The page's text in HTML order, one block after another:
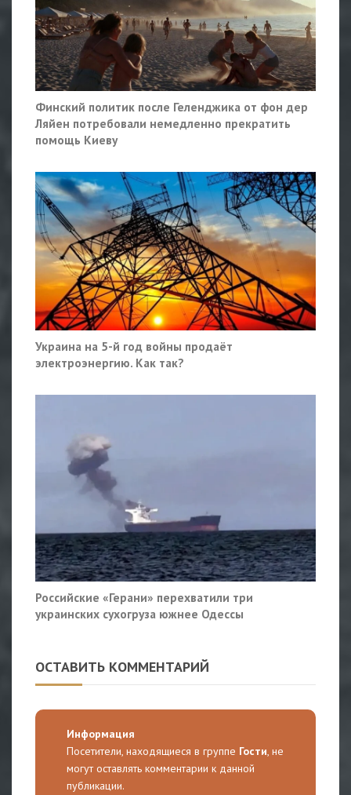
Финский политик после Геленджика от фон дер
Ляйен потребовали немедленно прекратить
помощь Киеву
Украина на 5-й год войны продаёт
электроэнергию. Как так?
Российские «Герани» перехватили три
украинских сухогруза южнее Одессы
ОСТАВИТЬ КОММЕНТАРИЙ
Информация
Посетители, находящиеся в группе Гости, не
могут оставлять комментарии к данной
публикации.